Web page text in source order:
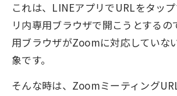
これは、LINEアプリでURLをタッ
リ内専用ブラウザで開こうとするの
用ブラウザがZoomに対応していな
象です。
そんな時は、Zoomミーティング